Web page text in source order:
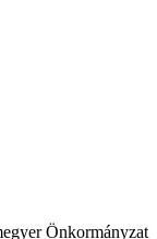
Önkormányzat